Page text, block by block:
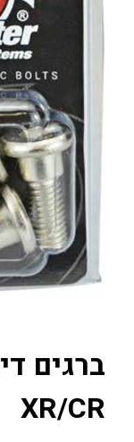
ברגים
XR/CR